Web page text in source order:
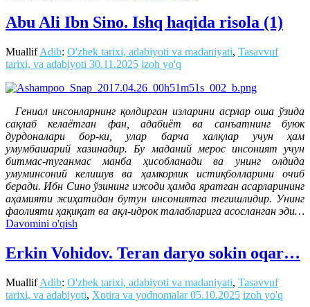
Abu Ali Ibn Sino. Ishq haqida risola (1)
MuallifAdib: O'zbek tarixi, adabiyoti va madaniyati, Tasavvuf
tarixi, va adabiyoti 30.11.2025 izoh yo'q
Гениал инсонларнинг қолдирган изларини асрлар оша ўзида
сақлаб келаётган фан, адабиёт ва санъатнинг буюк
дурдоналари бор-ки, улар барча халқлар учун ҳам
умумбашарий хазинадир. Бу маданий мерос инсоният учун
битмас-туганмас манба ҳисобланади ва унинг олдида
умуминсоний келишув ва ҳамкорлик истиқболларини очиб
беради. Ибн Сино ўзининг ижоди ҳамда яратган асарларининг
аҳамияти жиҳатидан бутун инсониятга тегишлидир. Унинг
фаолияти ҳақиқат ва ақл-идрок талабларига асосланган эди…
Davomini o'qish
Erkin Vohidov. Teran daryo sokin oqar…
MuallifAdib: O'zbek tarixi, adabiyoti va madaniyati, Tasavvuf
tarixi, va adabiyoti, Xotira va yodnomalar 05.10.2025 izoh yo'q